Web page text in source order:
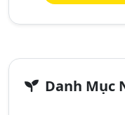
Danh Mục